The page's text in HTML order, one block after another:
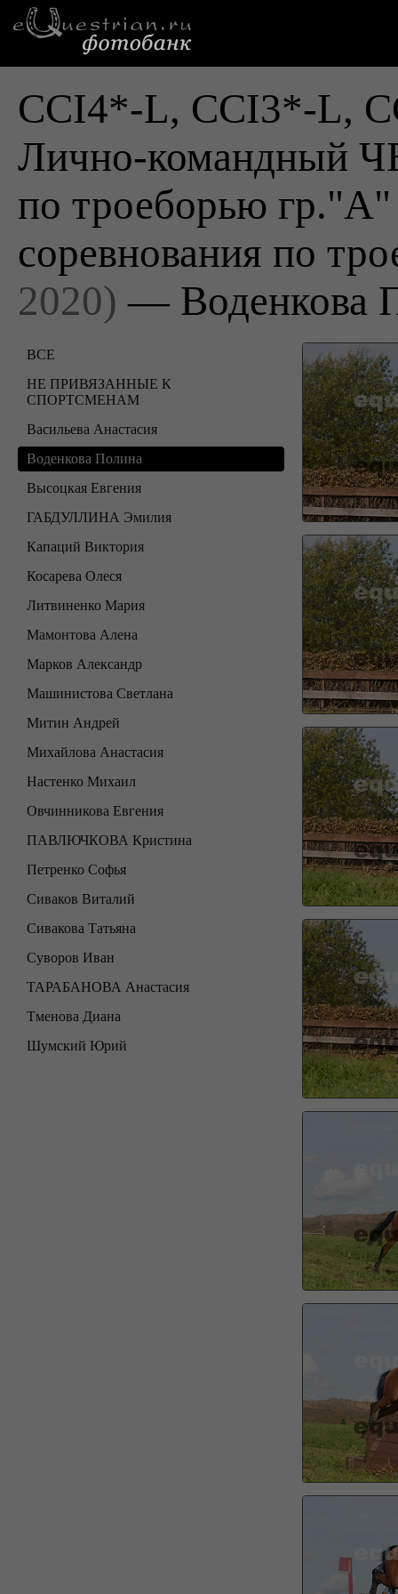
CCI4*-L, CCI3*-L,
Лично-
по троеборью
соревнования по
2020) — Воденкова
ВСЕ
НЕ ПРИВЯЗАННЫЕ К
СПОРТСМЕНАМ
Васильева Анастасия
Воденкова Полина
Высоцкая Евгения
ГАБДУЛЛИНА Эмилия
Капаций Виктория
Косарева Олеся
Литвиненко Мария
Мамонтова Алена
Марков Александр
Машинистова Светлана
Митин Андрей
Михайлова Анастасия
Настенко Михаил
Овчинникова Евгения
ПАВЛЮЧКОВА Кристина
Петренко Софья
Сиваков Виталий
Сивакова Татьяна
Суворов Иван
ТАРАБАНОВА Анастасия
Тменова Диана
Шумский Юрий